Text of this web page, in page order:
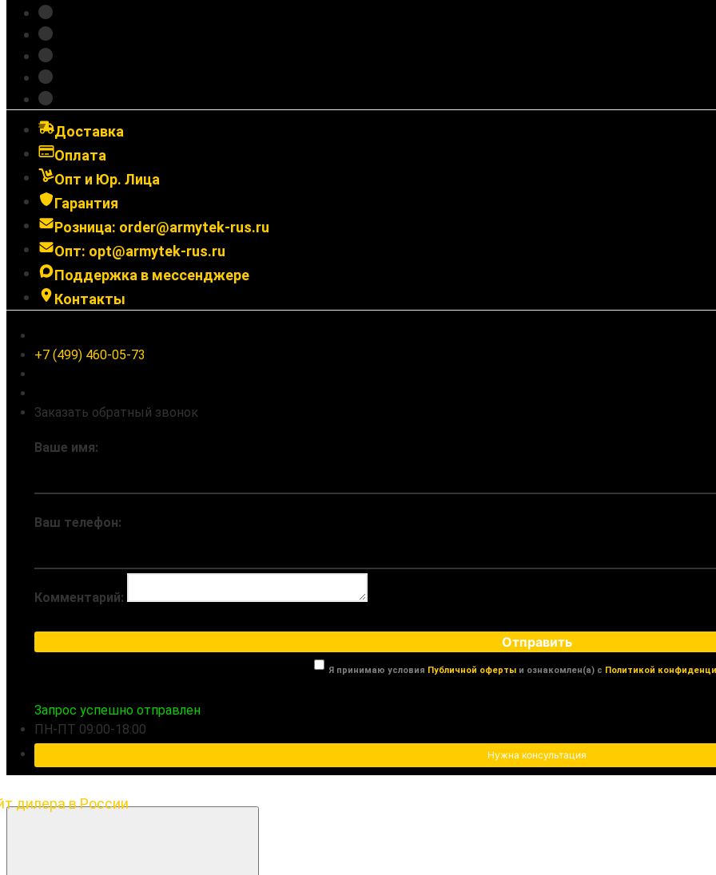
Доставка
Оплата
Опт и Юр. Лица
Гарантия
Розница: order@armytek-rus.ru
Опт: opt@armytek-rus.ru
Поддержка в мессенджере
Контакты
+7 (499) 460-05-73
Заказать обратный звонок
Ваше имя:
Ваш телефон:
Комментарий:
Отправить
Я принимаю условия Публичной офертыи ознакомлен(а) с Политикой
Запрос успешно отправлен
ПН-ПТ 09:00-18:00
Нужна консультация